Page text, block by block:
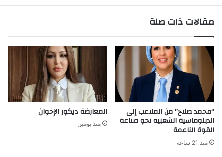
مقالات ذات صلة
“محمد صلاح” من الملاعب إلى
الدبلوماسية الشعبية نحو صناعة
القوة الناعمة
منذ 21 ساعة
المعارضة ديكور الإخوان
منذ يومين